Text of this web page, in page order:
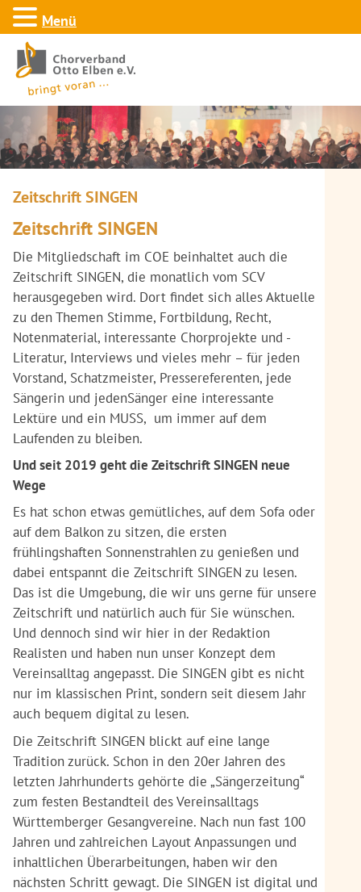
Zeitschrift SINGEN
Zeitschrift SINGEN
Die Mitgliedschaft im COE beinhaltet auch die
Zeitschrift SINGEN, die monatlich vom SCV
herausgegeben wird. Dort findet sich alles Aktuelle
zu den Themen Stimme, Fortbildung, Recht,
Notenmaterial, interessante Chorprojekte und -
Literatur, Interviews und vieles mehr – für jeden
Vorstand, Schatzmeister, Pressereferenten, jede
Sängerin und jedenSänger eine interessante
Lektüre und ein MUSS, um immer auf dem
Laufenden zu bleiben.
Und seit 2019 geht die Zeitschrift SINGEN neue
Wege
Es hat schon etwas gemütliches, auf dem Sofa oder
auf dem Balkon zu sitzen, die ersten
frühlingshaften Sonnenstrahlen zu genießen und
dabei entspannt die Zeitschrift SINGEN zu lesen.
Das ist die Umgebung, die wir uns gerne für unsere
Zeitschrift und natürlich auch für Sie wünschen.
Und dennoch sind wir hier in der Redaktion
Realisten und haben nun unser Konzept dem
Vereinsalltag angepasst. Die SINGEN gibt es nicht
nur im klassischen Print, sondern seit diesem Jahr
auch bequem digital zu lesen.
Die Zeitschrift SINGEN blickt auf eine lange
Tradition zurück. Schon in den 20er Jahren des
letzten Jahrhunderts gehörte die „Sängerzeitung“
zum festen Bestandteil des Vereinsalltags
Württemberger Gesangvereine. Nach nun fast 100
Jahren und zahlreichen Layout Anpassungen und
inhaltlichen Überarbeitungen, haben wir den
nächsten Schritt gewagt. Die SINGEN ist digital und
Menü